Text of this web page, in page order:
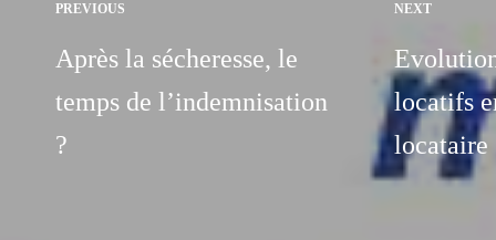
PREVIOUS
Après la sécheresse, le
temps de l’indemnisation
?
NEXT
locatifs
locataire